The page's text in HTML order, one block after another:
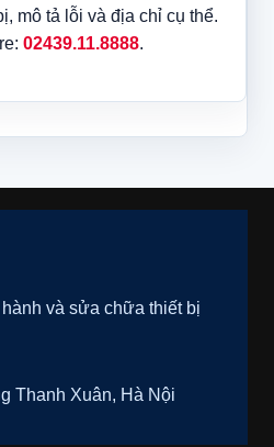
mô tả lỗi và địa chỉ cụ thể.
02439.11.8888.
và sửa chữa thiết bị
Thanh Xuân, Hà Nội